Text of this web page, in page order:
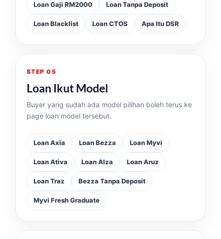
Loan Gaji RM2000 Loan Tanpa Deposit
Loan Blacklist Loan CTOS Apa Itu DSR
STEP 05
Loan Ikut Model
Buyer yang sudah ada model pilihan boleh terus ke
page loan model tersebut.
Loan Axia Loan Bezza Loan Myvi
Loan Ativa Loan Alza Loan Aruz
Loan Traz Bezza Tanpa Deposit
Myvi Fresh Graduate